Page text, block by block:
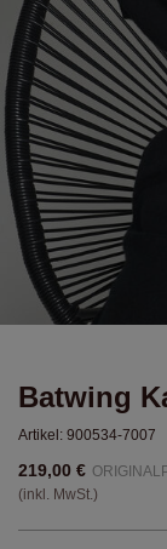
Batwing
Artikel: 900534-7007
219,00 €
(inkl. MwSt.)